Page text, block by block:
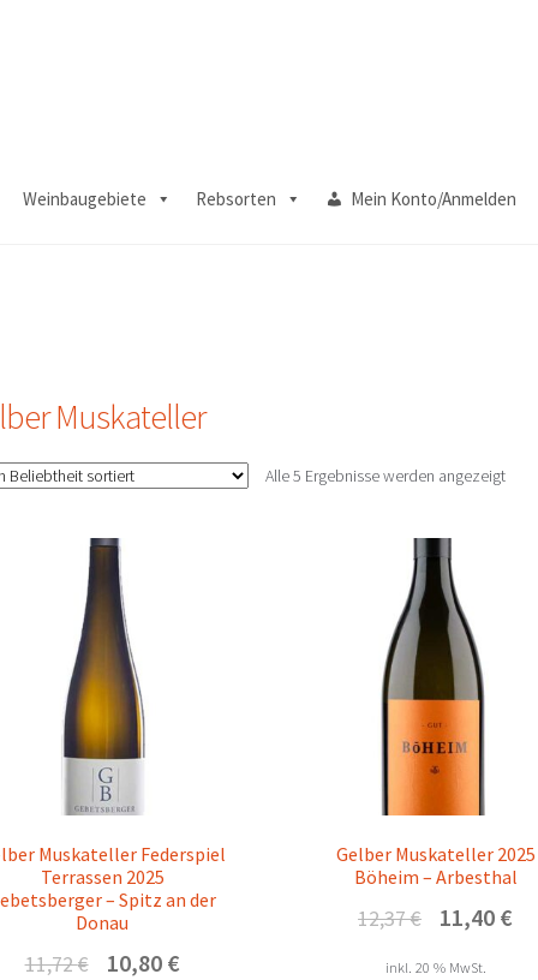
Weinbaugebiete Rebsorten Mein Konto/Anmelden
Muskateller
Alle 5 Ergebnisse werden angezeigtNach
Muskateller Federspiel
Terrassen 2025
– Spitz an der
Donau
11,72€
Ursprünglicher
10,80 €Aktueller
Gelber Muskateller 2025
Böheim – Arbesthal
12,37€
Ursprünglicher
war:
11,40 €
inkl. 20 % MwSt.